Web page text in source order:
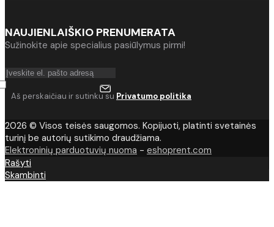
NAUJIENLAIŠKIO PRENUMERATA
Sužinokite apie specialius pasiūlymus pirmi!
Aš perskaičiau ir sutinku su Privatumo politika
2026 © Visos teisės saugomos. Kopijuoti, platinti svetainės
turinį be autorių sutikimo draudžiama.
Elektroninių parduotuvių nuoma - eshoprent.com
Rašyti
Skambinti